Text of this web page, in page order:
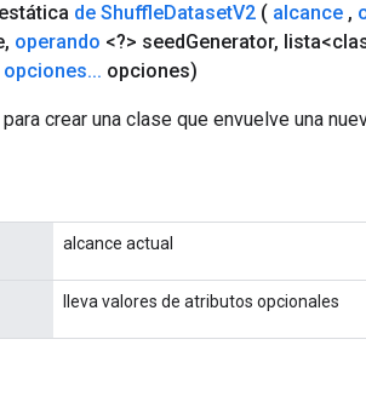
de ShuffleDatasetV2 ( alcance ,
, operando <?> seedGenerator,
opciones... opciones)
crear una clase que envuelve una
alcance actual
lleva valores de atributos opcionales